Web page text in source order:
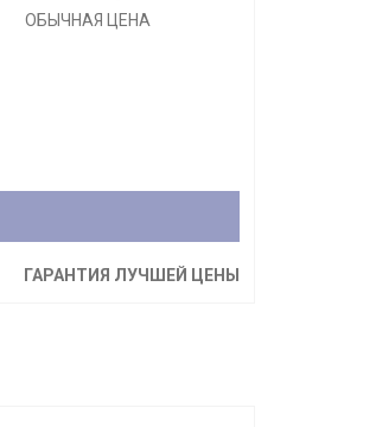
ОБЫЧНАЯ ЦЕНА
ГАРАНТИЯ ЛУЧШЕЙ ЦЕНЫ